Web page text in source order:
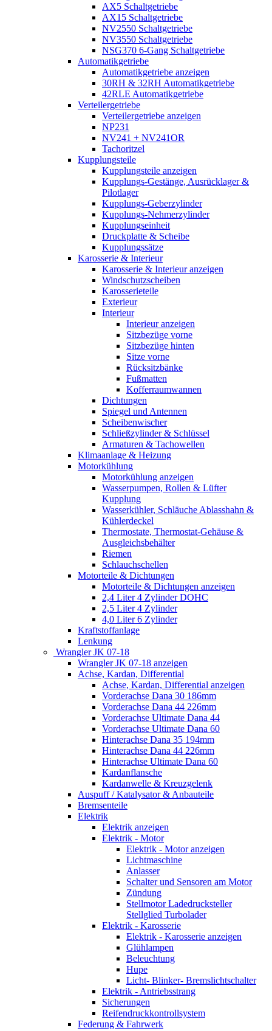
AX5 Schaltgetriebe
AX15 Schaltgetriebe
NV2550 Schaltgetriebe
NV3550 Schaltgetriebe
NSG370 6-Gang Schaltgetriebe
Automatikgetriebe
Automatikgetriebe anzeigen
30RH & 32RH Automatikgetriebe
42RLE Automatikgetriebe
Verteilergetriebe
Verteilergetriebe anzeigen
NP231
NV241 + NV241OR
Tachoritzel
Kupplungsteile
Kupplungsteile anzeigen
Kupplungs-Gestänge, Ausrücklager &
Pilotlager
Kupplungs-Geberzylinder
Kupplungs-Nehmerzylinder
Kupplungseinheit
Druckplatte & Scheibe
Kupplungssätze
Karosserie & Interieur
Karosserie & Interieur anzeigen
Windschutzscheiben
Karosserieteile
Exterieur
Interieur
Interieur anzeigen
Sitzbezüge vorne
Sitzbezüge hinten
Sitze vorne
Rücksitzbänke
Fußmatten
Kofferraumwannen
Dichtungen
Spiegel und Antennen
Scheibenwischer
Schließzylinder & Schlüssel
Armaturen & Tachowellen
Klimaanlage & Heizung
Motorkühlung
Motorkühlung anzeigen
Wasserpumpen, Rollen & Lüfter
Kupplung
Wasserkühler, Schläuche Ablasshahn &
Kühlerdeckel
Thermostate, Thermostat-Gehäuse &
Ausgleichsbehälter
Riemen
Schlauchschellen
Motorteile & Dichtungen
Motorteile & Dichtungen anzeigen
2,4 Liter 4 Zylinder DOHC
2,5 Liter 4 Zylinder
4,0 Liter 6 Zylinder
Kraftstoffanlage
Lenkung
Wrangler JK 07-18
Wrangler JK 07-18 anzeigen
Achse, Kardan, Differential
Achse, Kardan, Differential anzeigen
Vorderachse Dana 30 186mm
Vorderachse Dana 44 226mm
Vorderachse Ultimate Dana 44
Vorderachse Ultimate Dana 60
Hinterachse Dana 35 194mm
Hinterachse Dana 44 226mm
Hinterachse Ultimate Dana 60
Kardanflansche
Kardanwelle & Kreuzgelenk
Auspuff / Katalysator & Anbauteile
Bremsenteile
Elektrik
Elektrik anzeigen
Elektrik - Motor
Elektrik - Motor anzeigen
Lichtmaschine
Anlasser
Schalter und Sensoren am Motor
Zündung
Stellmotor Ladedrucksteller
Stellglied Turbolader
Elektrik - Karosserie
Elektrik - Karosserie anzeigen
Glühlampen
Beleuchtung
Hupe
Licht- Blinker- Bremslichtschalter
Elektrik - Antriebsstrang
Sicherungen
Reifendruckkontrollsystem
Federung & Fahrwerk